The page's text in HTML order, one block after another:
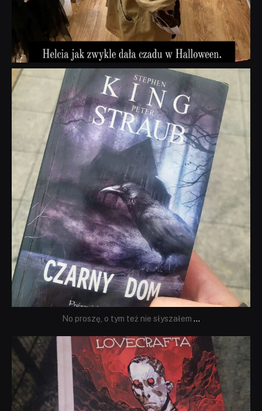
dobryhorror
Wrz 23
No proszę, o tym też nie słyszałem ...
dobryhorror
Wrz 19